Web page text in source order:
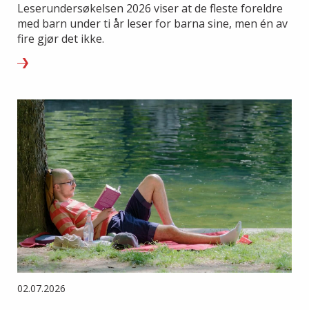
Leserundersøkelsen 2026 viser at de fleste foreldre
med barn under ti år leser for barna sine, men én av
fire gjør det ikke.
02.07.2026